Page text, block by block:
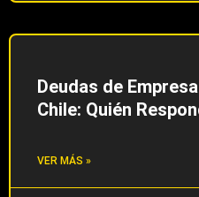
Deudas de
Chile: Quién
VER MÁS »